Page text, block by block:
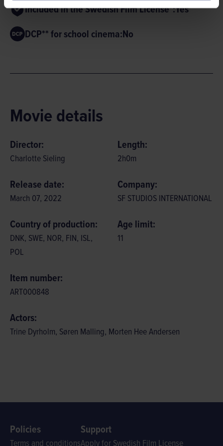
Included in the Swedish Film License*:Yes
DCP** for school cinema:No
Movie details
Director:
Charlotte Sieling
Length:
2h0m
Release date:
March 07, 2022
Company:
SF STUDIOS INTERNATIONAL
Country of production:
DNK, SWE, NOR, FIN, ISL,
POL
Age limit:
11
Item number:
ART000848
Actors:
Trine Dyrholm, Søren Malling, Morten Hee Andersen
Policies
Terms and conditions
Support
Apply for Swedish Film License